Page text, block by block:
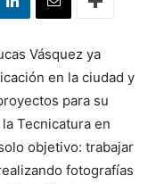
Vásquez ya
en la ciudad y
para su
Tecnicatura en
objetivo: trabajar
fotografías